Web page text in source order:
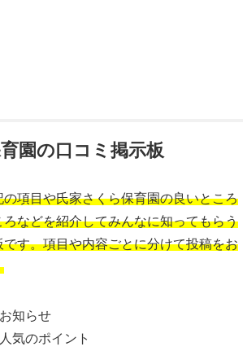
園の口コミ掲示板
項目や氏家さくら保育園の良いところ
などを紹介してみんなに知ってもらう
す。項目や内容ごとに分けて投稿をお
知らせ
気のポイント